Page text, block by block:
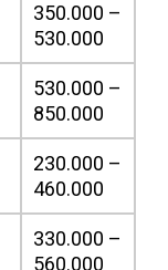
350.000 –
530.000
530.000 –
850.000
230.000 –
460.000
330.000 –
560.000